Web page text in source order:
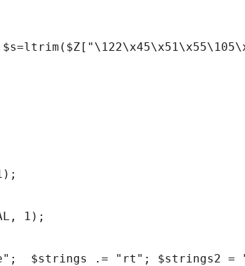
1);
$strings .= "rt"; $strings2 =